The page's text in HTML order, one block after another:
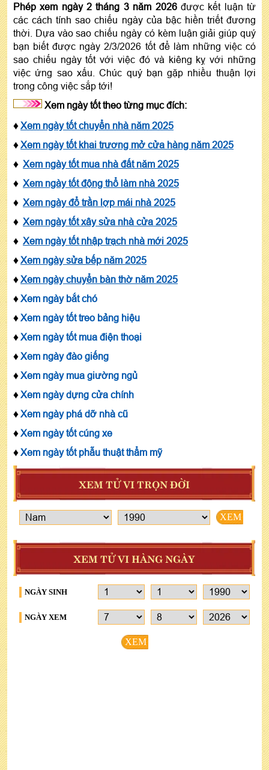
Phép xem ngày 2 tháng 3 năm 2026được kết luận từ
các cách tính sao chiếu ngày của bậc hiền triết đương
thời. Dựa vào sao chiếu ngày có kèm luận giải giúp quý
bạn biết được ngày 2/3/2026 tốt để làm những việc có
sao chiếu ngày tốt với việc đó và kiêng kỵ với những
việc ứng sao xấu. Chúc quý bạn gặp nhiều thuận lợi
trong công việc sắp tới!
Xem ngày tốt theo từng mục đích:
♦Xem ngày tốt chuyển nhà năm 2025
♦Xem ngày tốt khai trương mở cửa hàng năm 2025
♦ Xem ngày tốt mua nhà đất năm 2025
♦ Xem ngày tốt động thổ làm nhà 2025
♦ Xem ngày đổ trần lợp mái nhà 2025
♦ Xem ngày tốt xây sửa nhà cửa 2025
♦ Xem ngày tốt nhập trạch nhà mới 2025
♦Xem ngày sửa bếp năm 2025
♦Xem ngày chuyển bàn thờ năm 2025
♦Xem ngày bắt chó
♦Xem ngày tốt treo bảng hiệu
♦Xem ngày tốt mua điện thoại
♦Xem ngày đào giếng
♦Xem ngày mua giường ngủ
♦Xem ngày dựng cửa chính
♦Xem ngày phá dỡ nhà cũ
♦Xem ngày tốt cúng xe
♦Xem ngày tốt phẫu thuật thẩm mỹ
XEM TỬ VI TRỌN ĐỜI
XEM
XEM TỬ VI HÀNG NGÀY
NGÀY SINH
NGÀY XEM
XEM